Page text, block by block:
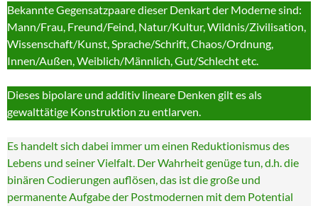
Bekannte Gegensatzpaare dieser Denkart der Moderne sind:
Mann/Frau, Freund/Feind, Natur/Kultur, Wildnis/Zivilisation,
Wissenschaft/Kunst, Sprache/Schrift, Chaos/Ordnung,
Innen/Außen, Weiblich/Männlich, Gut/Schlecht etc.
Dieses bipolare und additiv lineare Denken gilt es als
gewalttätige Konstruktion zu entlarven.
Es handelt sich dabei immer um einen Reduktionismus des
Lebens und seiner Vielfalt. Der Wahrheit genüge tun, d.h. die
binären Codierungen auflösen, das ist die große und
permanente Aufgabe der Postmodernen mit dem Potential